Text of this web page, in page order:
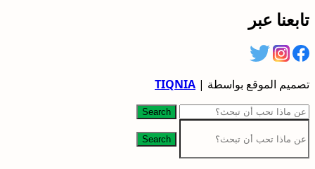
تابعنا عبر
تصميم الموقع بواسطة | TIQNIA
Search
Search